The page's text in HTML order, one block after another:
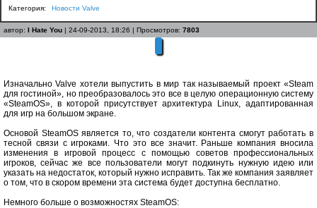
Категория: Новости Valve
автор: I Hate You | 24-09-2013, 18:26 | Просмотров: 7803
Изначально Valve хотели выпустить в мир так называемый проект «Steam
для гостиной», но преобразовалось это все в целую операционную систему
«SteamOS», в которой присутствует архитектура Linux, адаптированная
для игр на большом экране.
Основой SteamOS является то, что создатели контента смогут работать в
тесной связи с игроками. Что это все значит. Раньше компания вносила
изменения в игровой процесс с помощью советов профессиональных
игроков, сейчас же все пользователи могут подкинуть нужную идею или
указать на недостаток, который нужно исправить. Так же компания заявляет
о том, что в скором времени эта система будет доступна бесплатно.
Немного больше о возможностях SteamOS: